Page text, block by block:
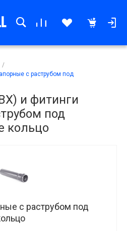
/
с раструбом под
и фитинги
под
кольцо
с раструбом под